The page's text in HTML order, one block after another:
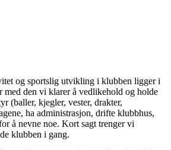
og sportslig utvikling i klubben ligger i
med den vi klarer å vedlikehold og holde
(baller, kjegler, vester, drakter,
ha administrasjon, drifte klubbhus,
å nevne noe. Kort sagt trenger vi
klubben i gang.